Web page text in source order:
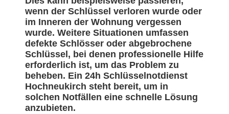
wenn der Schlüssel verloren wurde oder
im Inneren der Wohnung vergessen
wurde. Weitere Situationen umfassen
defekte Schlösser oder abgebrochene
Schlüssel, bei denen professionelle Hilfe
erforderlich ist, um das Problem zu
beheben. Ein 24h Schlüsselnotdienst
Hochneukirch steht bereit, um in
solchen Notfällen eine schnelle Lösung
anzubieten.